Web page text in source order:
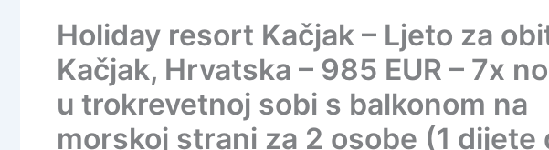
Holiday resort Kačjak – Ljeto za
Kačjak, Hrvatska – 985 EUR – 7x
u trokrevetnoj sobi s balkonom na
morskoj strani za 2 osobe (1 dijete